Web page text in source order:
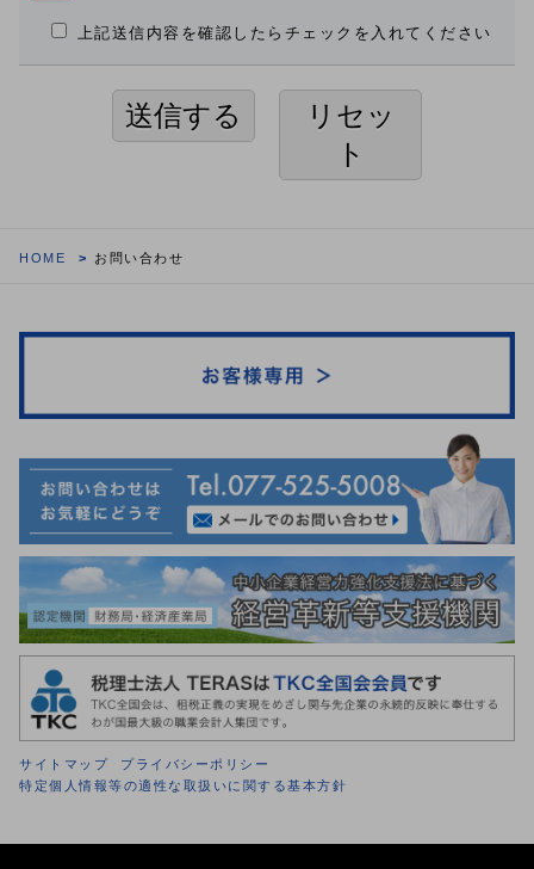
上記送信内容を確認したらチェックを入れてください
送信する
リセッ
ト
HOME お問い合わせ
サイトマップ
プライバシーポリシー
特定個人情報等の適性な取扱いに関する基本方針